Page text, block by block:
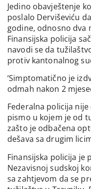
Jedino obavještenje
poslalo Derviševiću
godine, odnosno dva
Finansijska policija
navodi se da
protiv kantonalnog
‘Simptomatično je
odmah nakon 2
Federalna policija
pismo u kojem je od
zašto je odbačena
dešava sa drugim
Finansijska policija je
Nezavisnoj sudskoj
sa zahtjevom da se